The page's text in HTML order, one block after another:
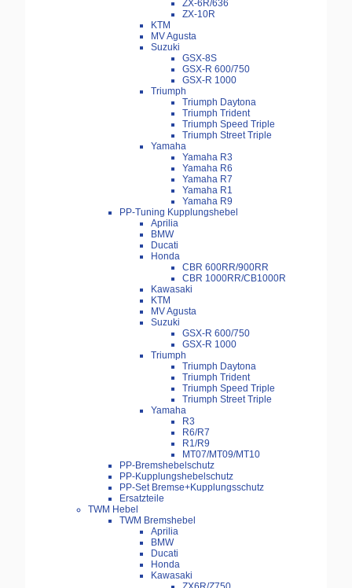
ZX-6R/636
ZX-10R
KTM
MV Agusta
Suzuki
GSX-8S
GSX-R 600/750
GSX-R 1000
Triumph
Triumph Daytona
Triumph Trident
Triumph Speed Triple
Triumph Street Triple
Yamaha
Yamaha R3
Yamaha R6
Yamaha R7
Yamaha R1
Yamaha R9
PP-Tuning Kupplungshebel
Aprilia
BMW
Ducati
Honda
CBR 600RR/900RR
CBR 1000RR/CB1000R
Kawasaki
KTM
MV Agusta
Suzuki
GSX-R 600/750
GSX-R 1000
Triumph
Triumph Daytona
Triumph Trident
Triumph Speed Triple
Triumph Street Triple
Yamaha
R3
R6/R7
R1/R9
MT07/MT09/MT10
PP-Bremshebelschutz
PP-Kupplungshebelschutz
PP-Set Bremse+Kupplungsschutz
Ersatzteile
TWM Hebel
TWM Bremshebel
Aprilia
BMW
Ducati
Honda
Kawasaki